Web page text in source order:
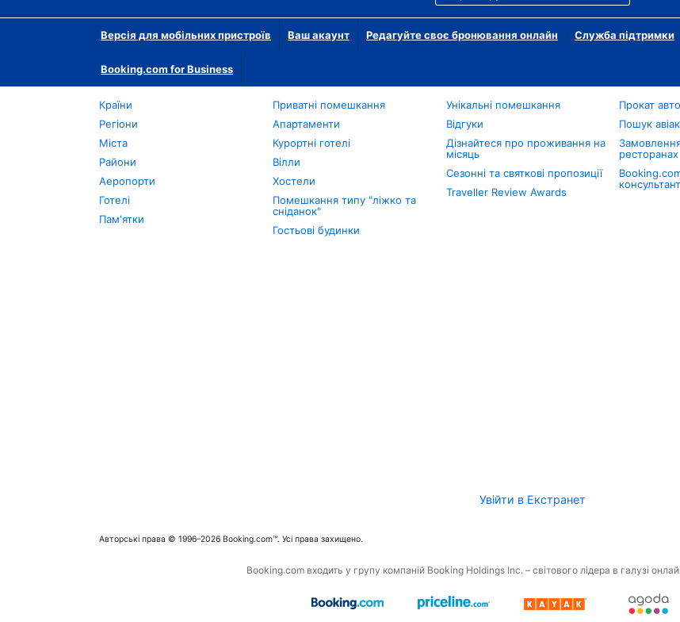
Версія для мобільних пристроїв Ваш акаунт Редагуйте своє бронювання онлайн Служба підтримки
Booking.com for Business
Країни
Регіони
Міста
Райони
Аеропорти
Готелі
Пам'ятки
Приватні помешкання
Апартаменти
Курортні готелі
Вілли
Хостели
Помешкання типу "ліжко та
сніданок"
Гостьові будинки
Унікальні помешкання
Відгуки
Дізнайтеся про проживання на
місяць
Сезонні та святкові пропозиції
Traveller Review Awards
Прокат авто
Пошук
ресторанах
Увійти в Екстранет
Авторські права © 1996–2026 Booking.com™. Усі права захищено.
Booking.com входить у групу компаній Booking Holdings Inc. – світового лідера в галузі